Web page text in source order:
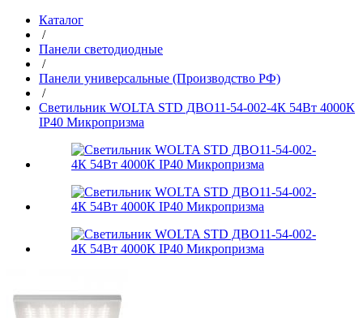
Каталог
/
Панели светодиодные
/
Панели универсальные (Производство РФ)
/
Светильник WOLTA STD ДВО11-54-002-4К 54Вт 4000К
IP40 Микропризма